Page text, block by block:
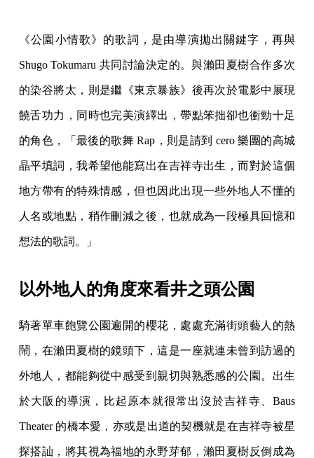
《公園小情歌》的歌詞，是由導演拋出關鍵字，再與
Shugo Tokumaru 共同討論決定的。與瀨田夏樹合作多次
的染谷將太，則是繼《東京暴族》後再次於電影中展現
饒舌功力，同時也完美演繹出，帶點笨拙卻也衝勁十足
的角色，「最後的歌舞 Rap，則是請到 cero 樂團的高城
晶平填詞，我希望他能寫出在吉祥寺出生，而對於這個
地方帶有的特殊情感，但也因此出現一些外地人不懂的
人名或地點，稍作刪減之後，也就成為一段極具回憶和
想法的歌詞。」
以外地人的角度來看井之頭公園
騎著單車飽覽公園遍開的櫻花，處處充滿街頭藝人的熱
鬧，在瀨田夏樹的鏡頭下，這是一座就連未曾到訪過的
外地人，都能夠從中感受到親切與熟悉感的公園。出生
於大阪的導演，比起原本就很常出沒於吉祥寺、Baus
Theater 的橋本愛，亦或是出道的契機就是在吉祥寺被星
探搭訕，將其視為福地的永野芽郁，瀨田夏樹反倒成為